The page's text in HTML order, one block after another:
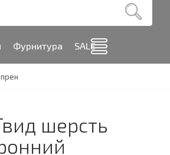
Фурнитура SALE
шерсть